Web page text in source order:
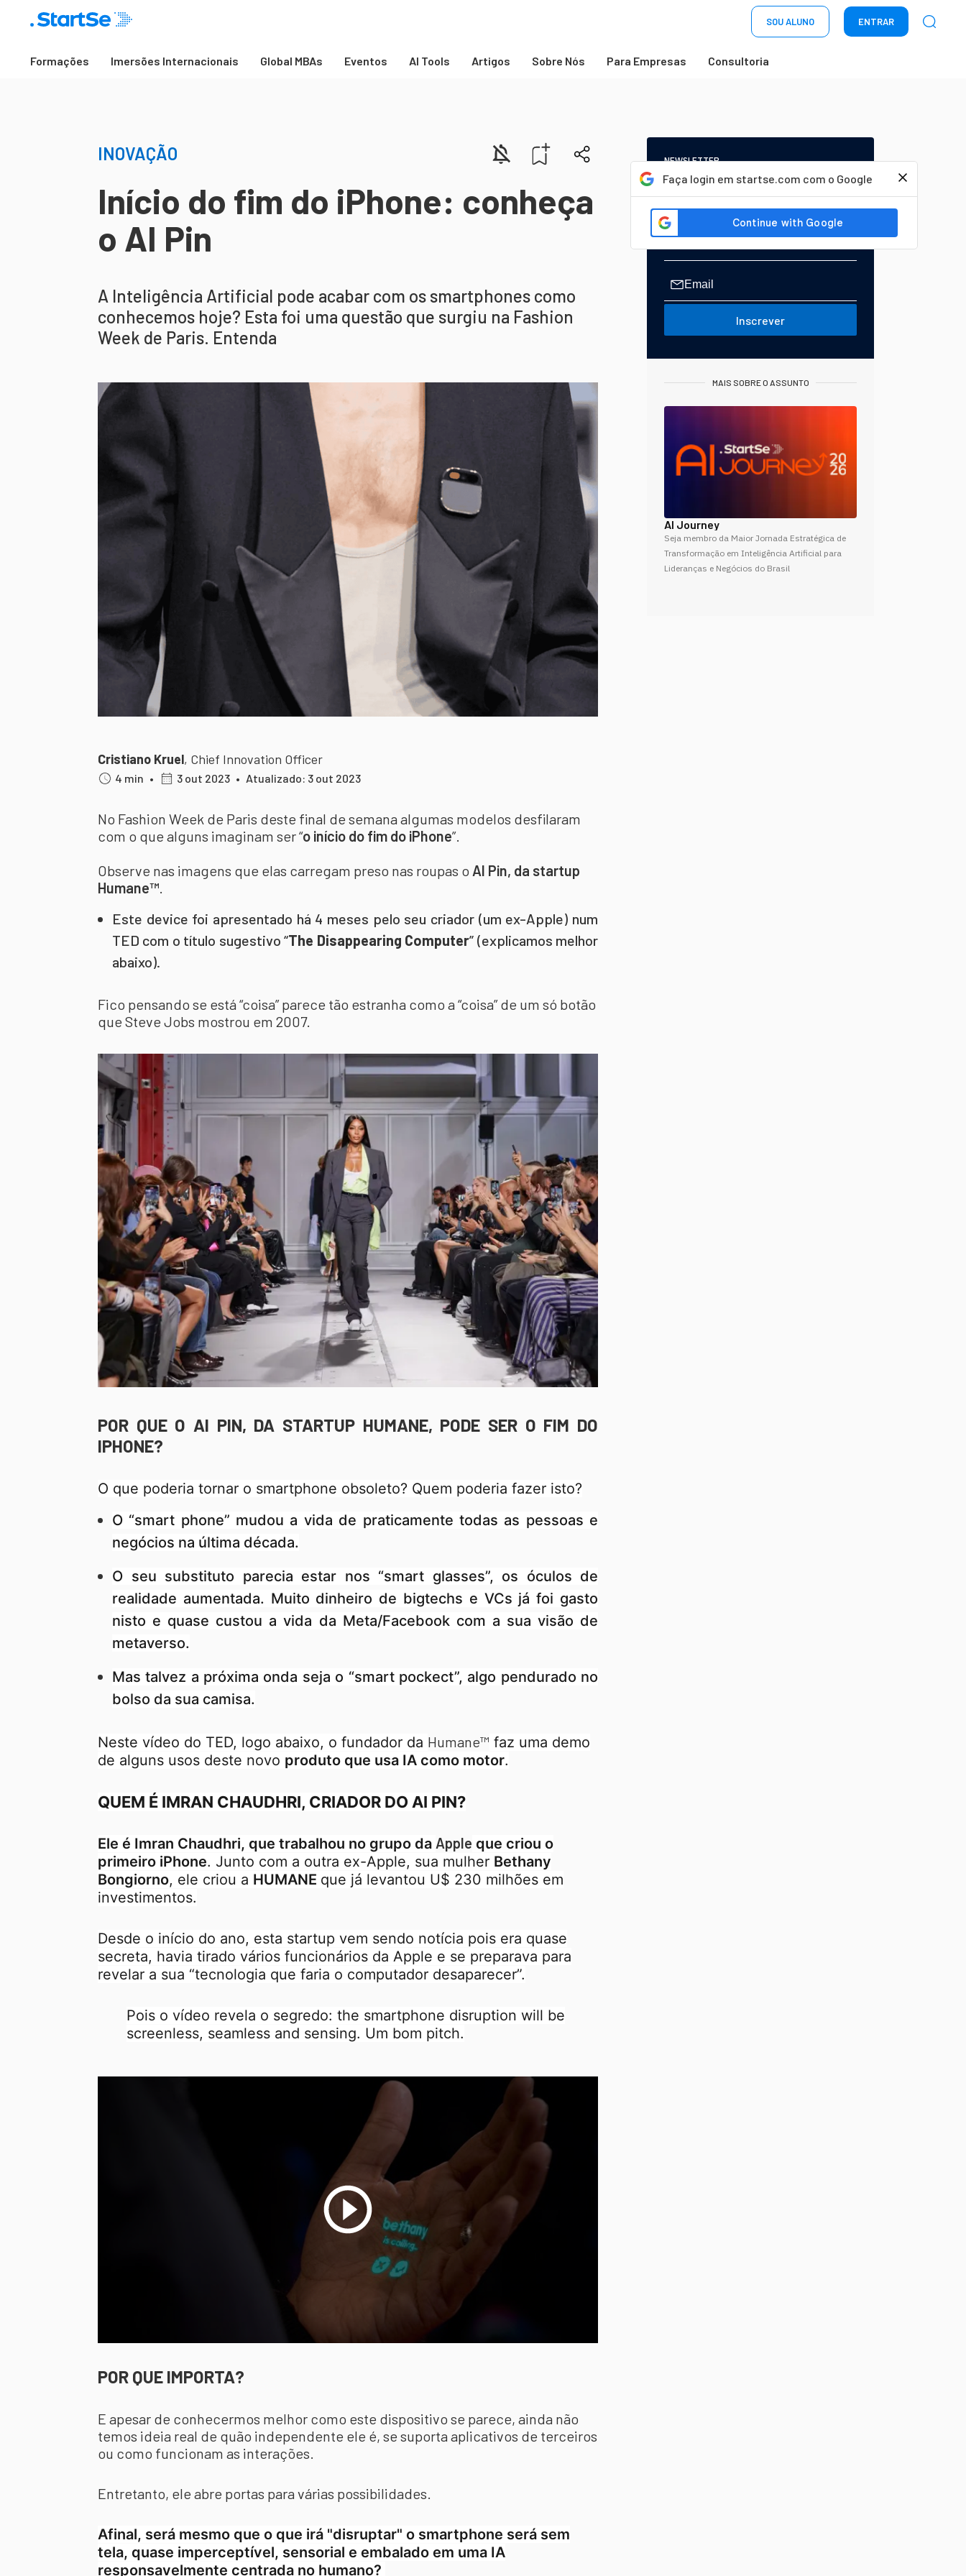
SOU ALUNO ENTRAR
Formações Imersões Internacionais Global MBAs Eventos AI Tools Artigos Sobre Nós Para Empresas Consultoria
Faça login em startse.com com o Google
INOVAÇÃO
Início do fim do iPhone: conheça
o AI Pin
A Inteligência Artificial pode acabar com os smartphones como
conhecemos hoje? Esta foi uma questão que surgiu na Fashion
Week de Paris. Entenda
Cristiano Kruel, Chief Innovation Officer
4 min • 3 out 2023 • Atualizado: 3 out 2023
No Fashion Week de Paris deste final de semana algumas modelos desfilaram
com o que alguns imaginam ser “o início do fim do iPhone”.
Observe nas imagens que elas carregam preso nas roupas o AI Pin, da startup
Humane™.
Este device foi apresentado há 4 meses pelo seu criador (um ex-Apple) num
TED com o título sugestivo “The Disappearing Computer” (explicamos melhor
abaixo).
Fico pensando se está “coisa” parece tão estranha como a “coisa” de um só botão
que Steve Jobs mostrou em 2007.
POR QUE O AI PIN, DA STARTUP HUMANE, PODE SER O FIM DO
IPHONE?
O que poderia tornar o smartphone obsoleto? Quem poderia fazer isto?
O “smart phone” mudou a vida de praticamente todas as pessoas e
negócios na última década.
O seu substituto parecia estar nos “smart glasses”, os óculos de
realidade aumentada. Muito dinheiro de bigtechs e VCs já foi gasto
nisto e quase custou a vida da Meta/Facebook com a sua visão de
metaverso.
Mas talvez a próxima onda seja o “smart pockect”, algo pendurado no
bolso da sua camisa.
Neste vídeo do TED, logo abaixo, o fundador da Humane™ faz uma demo
de alguns usos deste novo produto que usa IA como motor.
QUEM É IMRAN CHAUDHRI, CRIADOR DO AI PIN?
Ele é Imran Chaudhri, que trabalhou no grupo da Apple que criou o
primeiro iPhone. Junto com a outra ex-Apple, sua mulher Bethany
Bongiorno, ele criou a HUMANE que já levantou U$ 230 milhões em
investimentos.
Desde o início do ano, esta startup vem sendo notícia pois era quase
secreta, havia tirado vários funcionários da Apple e se preparava para
revelar a sua “tecnologia que faria o computador desaparecer”.
Pois o vídeo revela o segredo: the smartphone disruption will be
screenless, seamless and sensing. Um bom pitch.
POR QUE IMPORTA?
E apesar de conhecermos melhor como este dispositivo se parece, ainda não
temos ideia real de quão independente ele é, se suporta aplicativos de terceiros
ou como funcionam as interações.
Entretanto, ele abre portas para várias possibilidades.
Afinal, será mesmo que o que irá "disruptar" o smartphone será sem
tela, quase imperceptível, sensorial e embalado em uma IA
responsavelmente centrada no humano?
NEWSLETTER
Start Seu dia:
A Newsletter do AGORA!
Inscrever
MAIS SOBRE O ASSUNTO
AI Journey
Seja membro da Maior Jornada Estratégica de
Transformação em Inteligência Artificial para
Lideranças e Negócios do Brasil